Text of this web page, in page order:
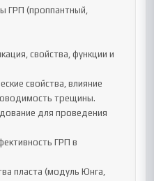
трещины.
ГРП в